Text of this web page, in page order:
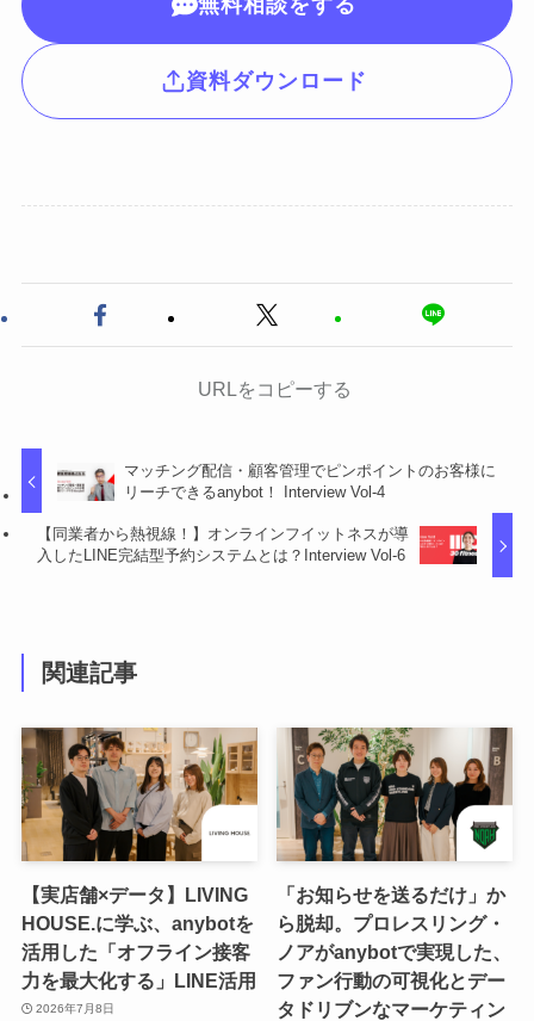
無料相談をする
資料ダウンロード
URLをコピーする
マッチング配信・顧客管理でピンポイントのお客様に
リーチできるanybot！ Interview Vol-4
【同業者から熱視線！】オンラインフイットネスが導
入したLINE完結型予約システムとは？Interview Vol-6
関連記事
【実店舗×データ】LIVING
HOUSE.に学ぶ、anybotを
活用した「オフライン接客
力を最大化する」LINE活用
2026年7月8日
「お知らせを送るだけ」か
ら脱却。プロレスリング・
ノアがanybotで実現した、
ファン行動の可視化とデー
タドリブンなマーケティン